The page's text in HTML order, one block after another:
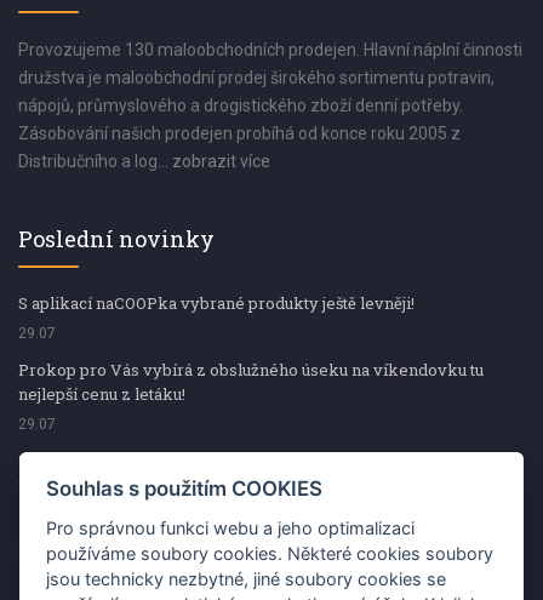
Provozujeme 130 maloobchodních prodejen. Hlavní náplní činnosti
družstva je maloobchodní prodej širokého sortimentu potravin,
nápojů, průmyslového a drogistického zboží denní potřeby.
Zásobování našich prodejen probíhá od konce roku 2005 z
Distribučního a log... zobrazit více
Poslední novinky
S aplikací naCOOPka vybrané produkty ještě levněji!
29.07
Prokop pro Vás vybírá z obslužného úseku na víkendovku tu
nejlepší cenu z letáku!
29.07
Prokop pro Vás vybírá z obslužného úseku na víkendovku tu
nejlepší cenu z letáku!
Kup špekáčky od Váhaly a vyhraj s naCOOPkou sekerku Fiskars
29.07
Souhlas s použitím COOKIES
Pro správnou funkci webu a jeho optimalizaci
používáme soubory cookies. Některé cookies soubory
jsou technicky nezbytné, jiné soubory cookies se